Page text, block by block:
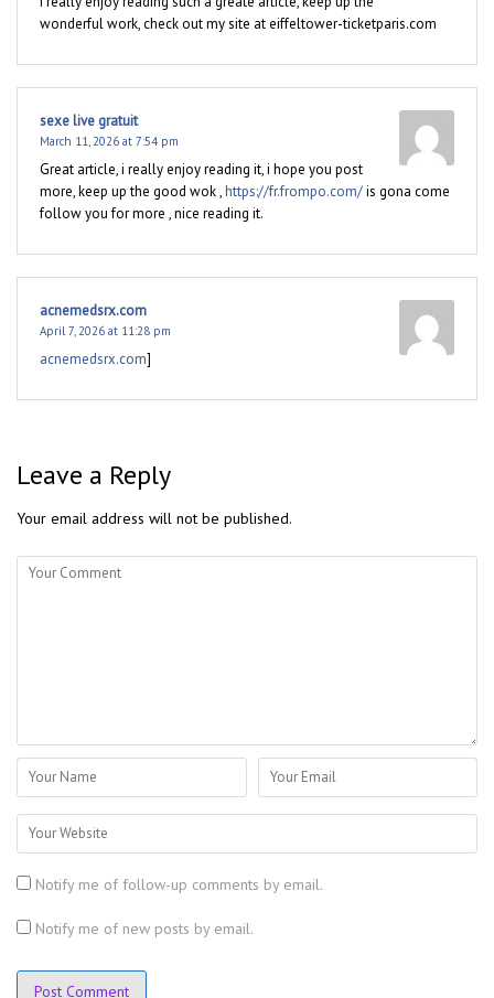
wonderful work, check out my site at eiffeltower-ticketparis.com
sexe live gratuit
March 11, 2026 at 7:54 pm
Great article, i really enjoy reading it, i hope you post
more, keep up the good wok ,https://fr.frompo.com/is gona come
follow you for more , nice reading it.
acnemedsrx.com
April 7, 2026 at 11:28 pm
acnemedsrx.com]
Leave a Reply
Your email address will not be published.
Notify me of follow-up comments by email.
Notify me of new posts by email.